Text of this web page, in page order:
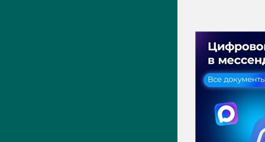
ПРЕСС-ЦЕНТР
Актуально
Новости
Фото